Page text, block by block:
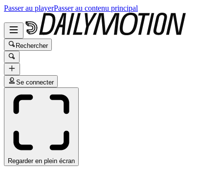
Passer au playerPasser au contenu principal
Rechercher
Se connecter
Regarder en plein écran